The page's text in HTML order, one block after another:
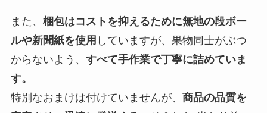
また、 梱包はコストを抑えるために無地の段ボー
ルや新聞紙を使用 していますが、果物同士がぶつ
からないよう、 すべて手作業で丁寧に詰めていま
す。
特別なおまけは付けていませんが、 商品の品質を